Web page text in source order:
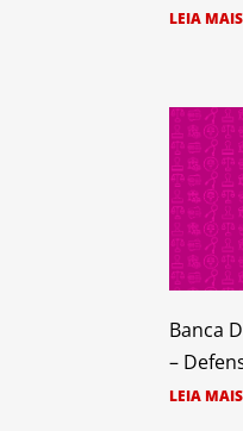
LEIA
Banca
–
LEIA